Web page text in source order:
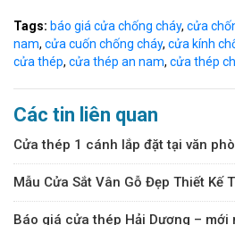
Tags: báo giá cửa chống cháy, cửa
nam, cửa cuốn chống cháy, cửa kính
cửa thép, cửa thép an nam, cửa thép
Các tin liên quan
Cửa thép 1 cánh lắp đặt tại văn
Mẫu Cửa Sắt Vân Gỗ Đẹp Thiết Kế
Báo giá cửa thép Hải Dương – mới